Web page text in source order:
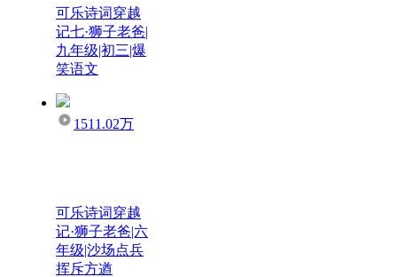
可乐诗词穿越
记七·狮子老爸|
九年级|初三|爆
笑语文
1511.02万
可乐诗词穿越
记·狮子老爸|六
年级|沙场点兵
挥斥方遒